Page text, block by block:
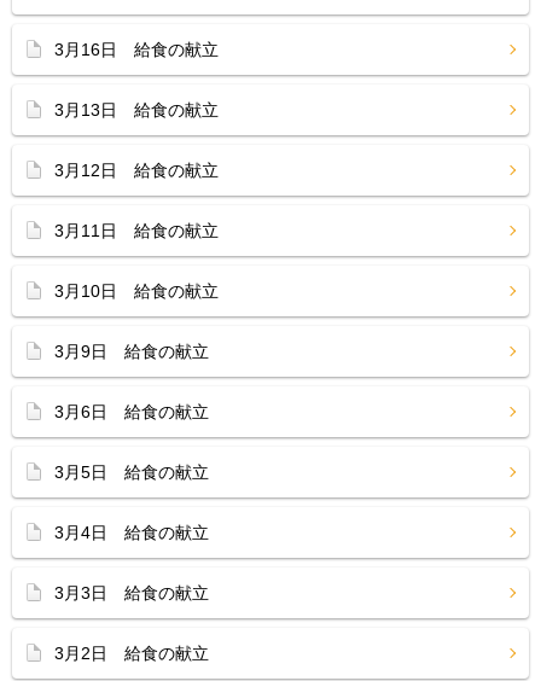
3月16日 給食の献立
3月13日 給食の献立
3月12日 給食の献立
3月11日 給食の献立
3月10日 給食の献立
3月9日 給食の献立
3月6日 給食の献立
3月5日 給食の献立
3月4日 給食の献立
3月3日 給食の献立
3月2日 給食の献立